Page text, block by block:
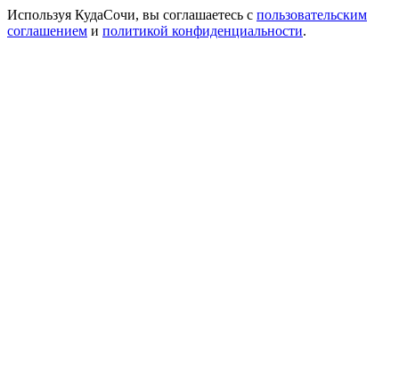
Используя КудаСочи, вы соглашаетесь с пользовательским
соглашением и политикой конфиденциальности.